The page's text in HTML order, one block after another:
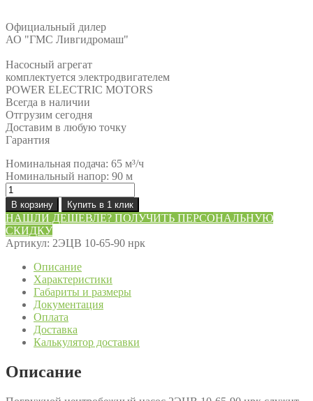
Официальный дилер
АО "ГМС Ливгидромаш"
Насосный агрегат
комплектуется электродвигателем
POWER ELECTRIC MOTORS
Всегда в наличии
Отгрузим сегодня
Доставим в любую точку
Гарантия
Номинальная подача: 65 м³/ч
Номинальный напор: 90 м
Количество
товара
Насос
2ЭЦВ
10-
65-
В корзину Купить в 1 клик
НАШЛИ ДЕШЕВЛЕ? ПОЛУЧИТЬ ПЕРСОНАЛЬНУЮ
СКИДКУ
Артикул: 2ЭЦВ 10-65-90 нрк
Описание
Характеристики
Габариты и размеры
Документация
Оплата
Доставка
Калькулятор доставки
Описание